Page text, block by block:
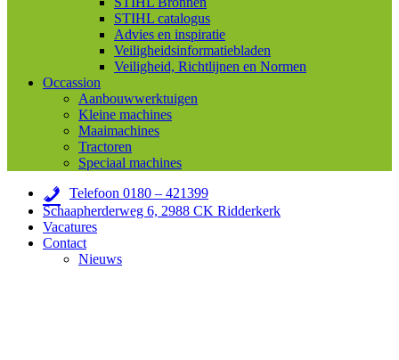
STIHL catalogus
Advies en inspiratie
Veiligheidsinformatiebladen
Veiligheid, Richtlijnen en Normen
Occassion
Aanbouwwerktuigen
Kleine machines
Maaimachines
Tractoren
Speciaal machines
Telefoon 0180 – 421399
Schaapherderweg 6, 2988 CK Ridderkerk
Vacatures
Contact
Nieuws